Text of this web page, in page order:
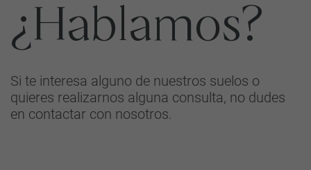
¿Hablamos?
Si te interesa alguno de nuestros suelos o
quieres realizarnos alguna consulta, no dudes
en contactar con nosotros.